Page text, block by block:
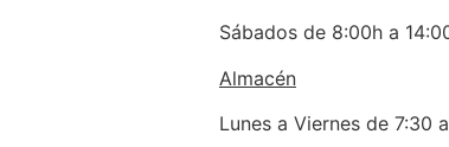
Sábados de 8:00h a
Almacén
Lunes a Viernes de 7:30